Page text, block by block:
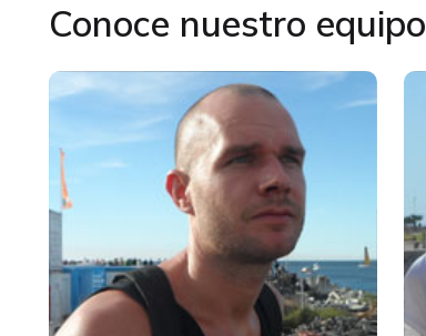
Conoce nuestro equipo